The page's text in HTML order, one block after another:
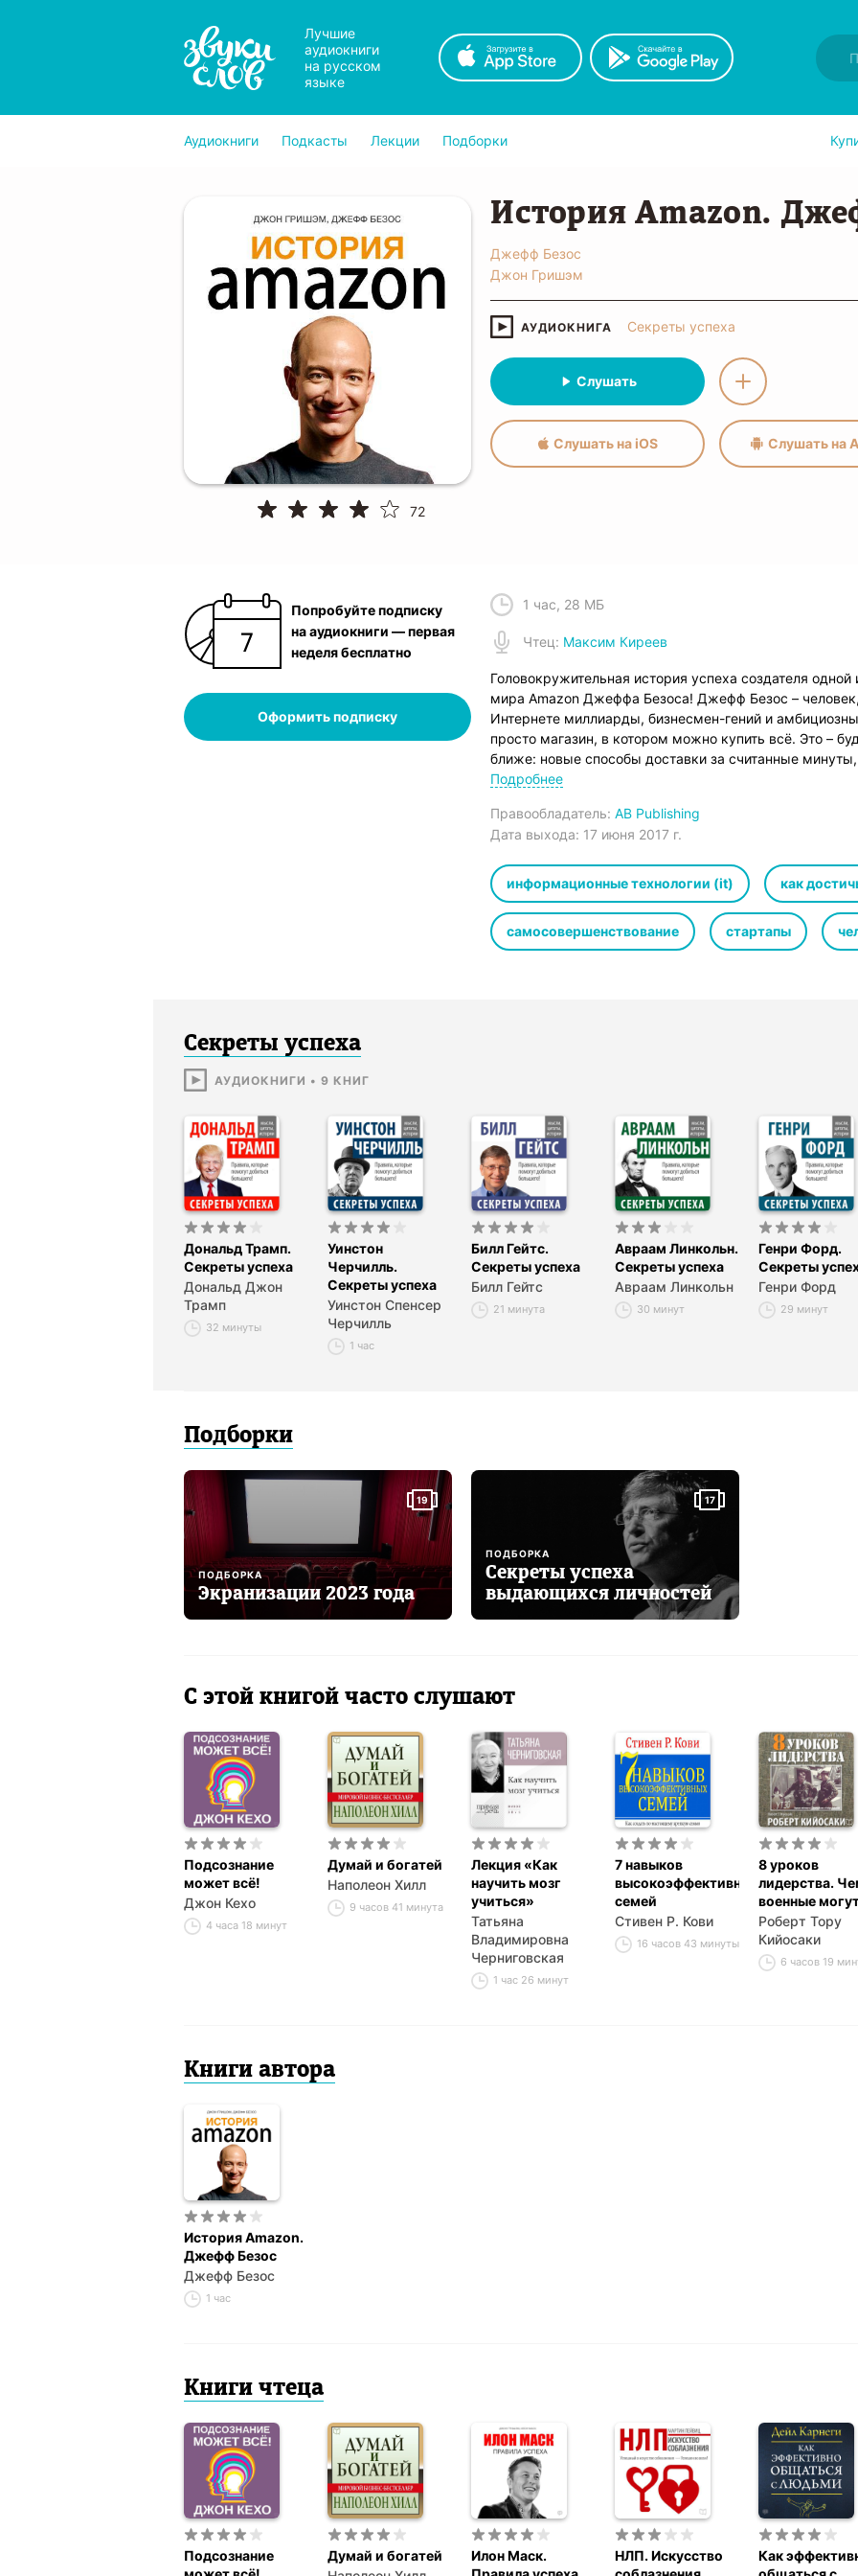
Лучшие
аудиокниги
на русском
языке
Аудиокниги Подкасты Лекции Подборки
72
История Amazon.
Джефф Безос
Джон Гришэм
АУДИОКНИГА Секреты успеха
Слушать
Слушать на iOS Слушать на
Попробуйте подписку
на аудиокниги — первая
неделя бесплатно
Оформить подписку
1 час, 28 МБ
Чтец: Максим Киреев
Головокружительная история успеха создателя
мира Amazon Джеффа Безоса! Джефф Безос –
Интернете миллиарды, бизнесмен-гений и
просто магазин, в котором можно купить всё. Это –
ближе: новые способы доставки за считанные
Глава Amazon не останавливается на достигнутом.
нейросетей. Идеи и планы Безоса поистине
чего началась история Джеффа, какие новые
Подробнее
Правообладатель: AB Publishing
Дата выхода: 17 июня 2017 г.
информационные технологии (it) как
самосовершенствование стартапы
Секреты успеха
АУДИОКНИГИ • 9 КНИГ
Дональд Трамп.
Секреты успеха
Дональд Джон
Трамп
32 минуты
Уинстон
Черчилль.
Секреты успеха
Уинстон Спенсер
Черчилль
1 час
Билл Гейтс.
Секреты успеха
Билл Гейтс
21 минута
Авраам Линкольн.
Секреты успеха
Авраам Линкольн
30 минут
Генри Форд.
Секреты
Генри Форд
29 минут
Подборки
19
ПОДБОРКА
Экранизации 2023 года
17
ПОДБОРКА
Секреты успеха
выдающихся личностей
С этой книгой часто слушают
Подсознание
может всё!
Джон Кехо
4 часа 18 минут
Думай и богатей
Наполеон Хилл
9 часов 41 минута
Лекция «Как
научить мозг
учиться»
Татьяна
Владимировна
Черниговская
1 час 26 минут
7 навыков
высокоэффективных
семей
Стивен Р. Кови
16 часов 43 минуты
8 уроков
лидерства.
военные
научить
лидеров
Роберт Тору
Кийосаки
6 часов 19
Книги автора
История Amazon.
Джефф Безос
Джефф Безос
1 час
Книги чтеца
Подсознание
Думай и богатей
Илон Маск.
НЛП. Искусство
Как